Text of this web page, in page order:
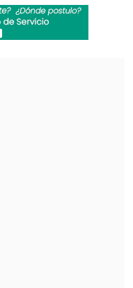
accidente de
Condes
su segunda